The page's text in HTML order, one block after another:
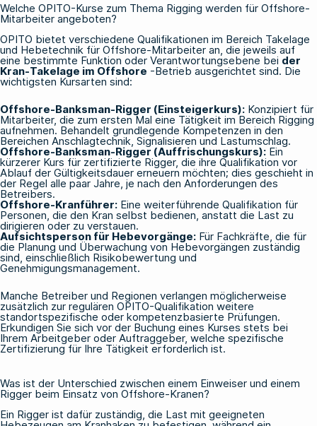
Welche OPITO-Kurse zum Thema Rigging werden für Offshore-
Mitarbeiter angeboten?
OPITO bietet verschiedene Qualifikationen im Bereich Takelage
und Hebetechnik für Offshore-Mitarbeiter an, die jeweils auf
eine bestimmte Funktion oder Verantwortungsebene bei der
Kran-Takelage im Offshore -Betrieb ausgerichtet sind. Die
wichtigsten Kursarten sind:
Offshore-Banksman-Rigger (Einsteigerkurs): Konzipiert für
Mitarbeiter, die zum ersten Mal eine Tätigkeit im Bereich Rigging
aufnehmen. Behandelt grundlegende Kompetenzen in den
Bereichen Anschlagtechnik, Signalisieren und Lastumschlag.
Offshore-Banksman-Rigger (Auffrischungskurs): Ein
kürzerer Kurs für zertifizierte Rigger, die ihre Qualifikation vor
Ablauf der Gültigkeitsdauer erneuern möchten; dies geschieht in
der Regel alle paar Jahre, je nach den Anforderungen des
Betreibers.
Offshore-Kranführer: Eine weiterführende Qualifikation für
Personen, die den Kran selbst bedienen, anstatt die Last zu
dirigieren oder zu verstauen.
Aufsichtsperson für Hebevorgänge: Für Fachkräfte, die für
die Planung und Überwachung von Hebevorgängen zuständig
sind, einschließlich Risikobewertung und
Genehmigungsmanagement.
Manche Betreiber und Regionen verlangen möglicherweise
zusätzlich zur regulären OPITO-Qualifikation weitere
standortspezifische oder kompetenzbasierte Prüfungen.
Erkundigen Sie sich vor der Buchung eines Kurses stets bei
Ihrem Arbeitgeber oder Auftraggeber, welche spezifische
Zertifizierung für Ihre Tätigkeit erforderlich ist.
Was ist der Unterschied zwischen einem Einweiser und einem
Rigger beim Einsatz von Offshore-Kranen?
Ein Rigger ist dafür zuständig, die Last mit geeigneten